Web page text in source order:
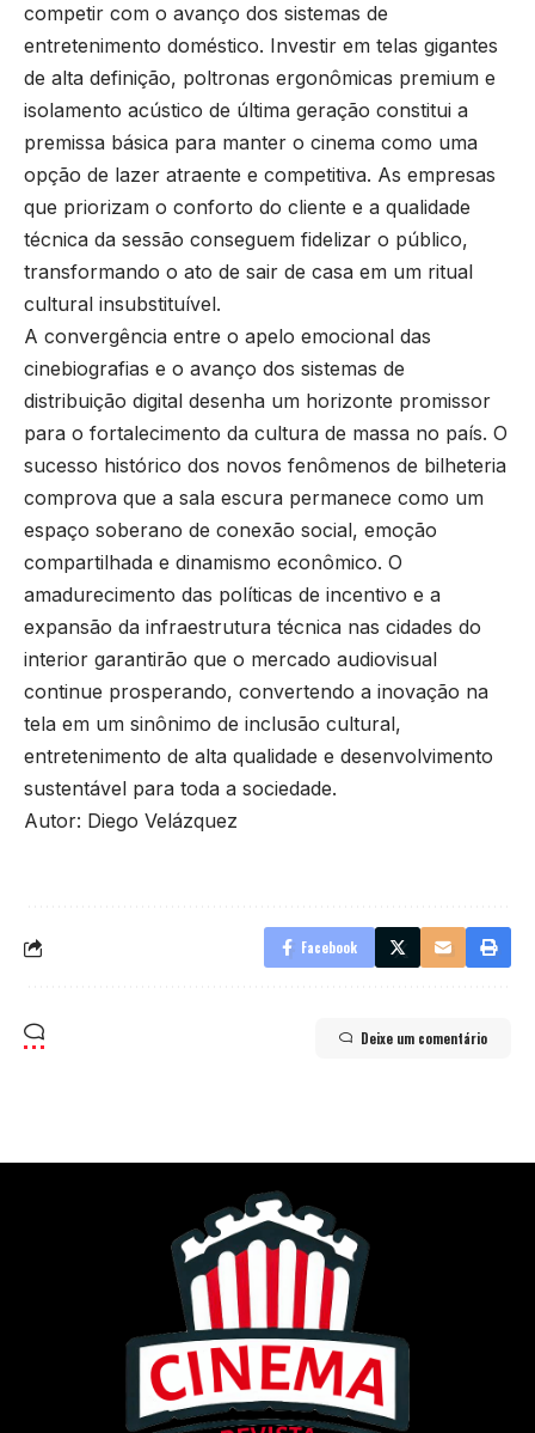
competir com o avanço dos sistemas de
entretenimento doméstico. Investir em telas gigantes
de alta definição, poltronas ergonômicas premium e
isolamento acústico de última geração constitui a
premissa básica para manter o cinema como uma
opção de lazer atraente e competitiva. As empresas
que priorizam o conforto do cliente e a qualidade
técnica da sessão conseguem fidelizar o público,
transformando o ato de sair de casa em um ritual
cultural insubstituível.
A convergência entre o apelo emocional das
cinebiografias e o avanço dos sistemas de
distribuição digital desenha um horizonte promissor
para o fortalecimento da cultura de massa no país. O
sucesso histórico dos novos fenômenos de bilheteria
comprova que a sala escura permanece como um
espaço soberano de conexão social, emoção
compartilhada e dinamismo econômico. O
amadurecimento das políticas de incentivo e a
expansão da infraestrutura técnica nas cidades do
interior garantirão que o mercado audiovisual
continue prosperando, convertendo a inovação na
tela em um sinônimo de inclusão cultural,
entretenimento de alta qualidade e desenvolvimento
sustentável para toda a sociedade.
Autor: Diego Velázquez
Facebook
Deixe um comentário